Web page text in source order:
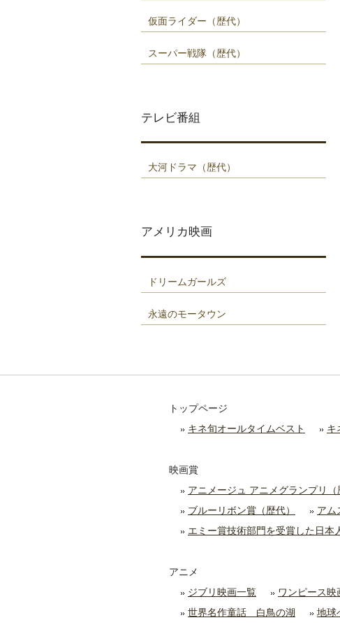
仮面ライダー（歴代）
スーパー戦隊（歴代）
テレビ番組
大河ドラマ（歴代）
アメリカ映画
ドリームガールズ
永遠のモータウン
トップページ
キネ旬オールタイムベスト
キ
映画賞
アニメージュ アニメグランプリ（
ブルーリボン賞（歴代）
アム
エミー賞技術部門を受賞した日本
アニメ
ジブリ映画一覧
ワンピース映
世界名作童話 白鳥の湖
地球